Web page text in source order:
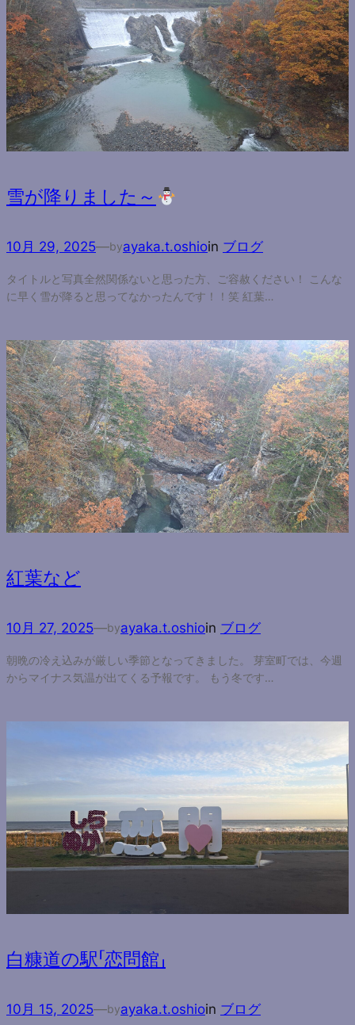
雪が降りました～
10月 29, 2025—byayaka.t.oshioin ブログ
タイトルと写真全然関係ないと思った方、ご容赦ください！ こんな
に早く雪が降ると思ってなかったんです！！笑 紅葉…
紅葉など
10月 27, 2025—byayaka.t.oshioin ブログ
朝晩の冷え込みが厳しい季節となってきました。 芽室町では、今週
からマイナス気温が出てくる予報です。 もう冬です…
白糠道の駅「恋問館」
10月 15, 2025—byayaka.t.oshioin ブログ